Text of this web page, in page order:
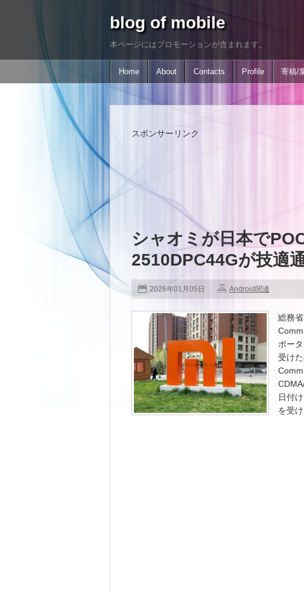
blog of mobile
本ページにはプロモーションが含まれます。
Home About Contacts Profile 寄稿/
スポンサーリンク
シャオミが日本で
2510DPC44Gが技適
2026年01月05日 Android関連
総務
ポー
受け
日付
を受